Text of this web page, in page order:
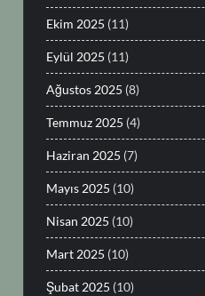
Ekim 2025 (11)
Eylül 2025 (11)
Ağustos 2025 (8)
Temmuz 2025 (4)
Haziran 2025 (7)
Mayıs 2025 (10)
Nisan 2025 (10)
Mart 2025 (10)
Şubat 2025 (10)